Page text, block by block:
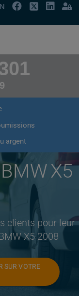
argent
X5
clients pour leur
X5 2008
SUR VOTRE